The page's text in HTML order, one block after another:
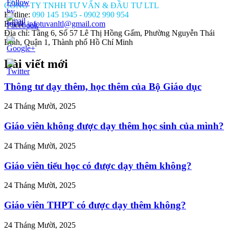
thu-
CÔNG TY TNHH TƯ VẤN & ĐẦU TƯ LTL
Hotline: 090 145 1945 - 0902 990 954
Email:infotuvanltl@gmail.com
Địa chỉ: Tầng 6, Số 57 Lê Thị Hồng Gấm, Phường Nguyễn Thái
Bình, Quận 1, Thành phố Hồ Chí Minh
Bài viết mới
Thông tư dạy thêm, học thêm của Bộ Giáo dục
24 Tháng Mười, 2025
Giáo viên không được dạy thêm học sinh của mình?
24 Tháng Mười, 2025
Giáo viên tiểu học có được dạy thêm không?
24 Tháng Mười, 2025
Giáo viên THPT có được dạy thêm không?
24 Tháng Mười, 2025